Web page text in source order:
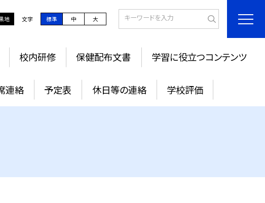
地 文字 標準 中 大
校内研修 保健配布文書 学習に役立つコンテンツ
連絡 予定表 休日等の連絡 学校評価